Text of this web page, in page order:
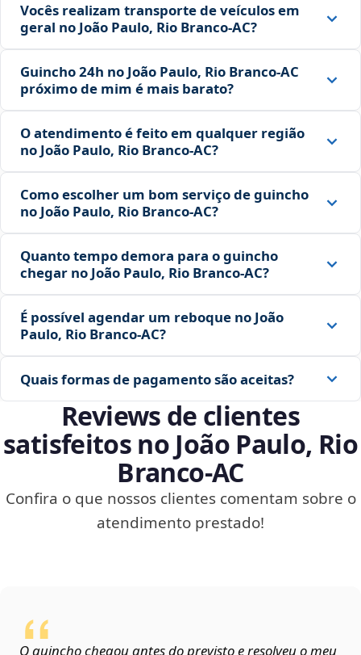
Vocês realizam transporte de veículos em
geral no João Paulo, Rio Branco‑AC?
Guincho 24h no João Paulo, Rio Branco‑AC
próximo de mim é mais barato?
O atendimento é feito em qualquer região
no João Paulo, Rio Branco‑AC?
Como escolher um bom serviço de guincho
no João Paulo, Rio Branco‑AC?
Quanto tempo demora para o guincho
chegar no João Paulo, Rio Branco‑AC?
É possível agendar um reboque no João
Paulo, Rio Branco‑AC?
Quais formas de pagamento são aceitas?
Reviews de clientes
satisfeitos no João Paulo, Rio
Branco‑AC
Confira o que nossos clientes comentam sobre o
atendimento prestado!
O guincho chegou antes do previsto e resolveu o meu